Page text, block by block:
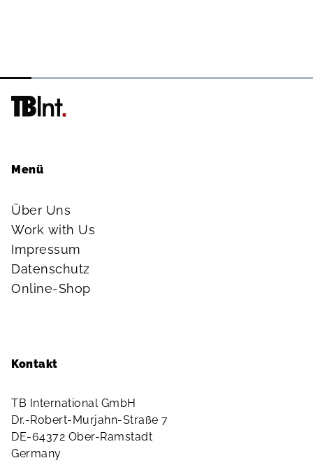
Menü
Über Uns
Work with Us
Impressum
Datenschutz
Online-Shop
Kontakt
TB International GmbH
Dr.-Robert-Murjahn-Straße 7
DE-64372 Ober-Ramstadt
Germany